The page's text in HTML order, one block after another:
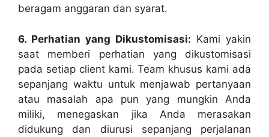
beragam anggaran dan syarat.
6. Perhatian yang Dikustomisasi: Kami yakin
saat memberi perhatian yang dikustomisasi
pada setiap client kami. Team khusus kami ada
sepanjang waktu untuk menjawab pertanyaan
atau masalah apa pun yang mungkin Anda
miliki, menegaskan jika Anda merasakan
didukung dan diurusi sepanjang perjalanan